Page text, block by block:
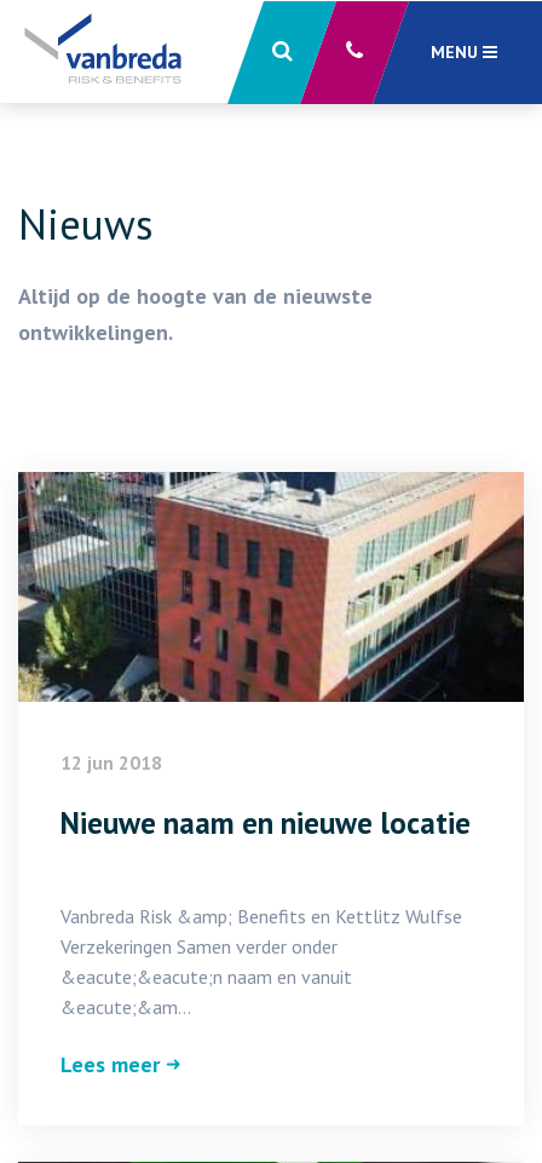
MENU
Nieuws
Altijd op de hoogte van de nieuwste
ontwikkelingen.
12 jun 2018
Nieuwe naam en nieuwe locatie
Vanbreda Risk &amp; Benefits en Kettlitz Wulfse
Verzekeringen Samen verder onder
&eacute;&eacute;n naam en vanuit
&eacute;&am...
Lees meer